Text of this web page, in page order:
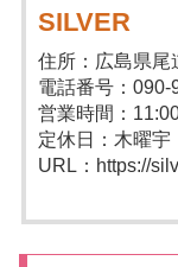
SILVER
住所：広島県尾
電話番号：090-
営業時間：
定休日：木曜宇
URL：https://